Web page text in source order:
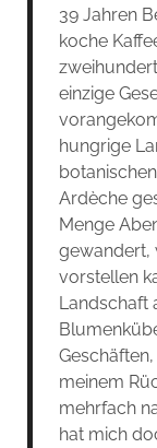
39 Jahren
koche
einzige
hungrige
Ardèche
Menge
gewandert,
vorstellen
Landschaft
meinem
mehrfach
hat mich